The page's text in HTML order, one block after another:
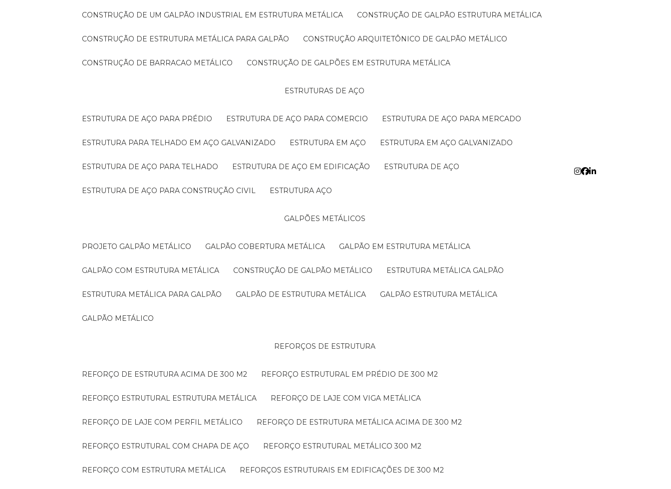
CONSTRUÇÃO DE UM GALPÃO INDUSTRIAL EM ESTRUTURA METÁLICA CONSTRUÇÃO DE GALPÃO ESTRUTURA METÁLICA
CONSTRUÇÃO DE ESTRUTURA METÁLICA PARA GALPÃO CONSTRUÇÃO ARQUITETÔNICO DE GALPÃO METÁLICO
CONSTRUÇÃO DE BARRACAO METÁLICO CONSTRUÇÃO DE GALPÕES EM ESTRUTURA METÁLICA
ESTRUTURAS DE AÇO
ESTRUTURA DE AÇO PARA PRÉDIO ESTRUTURA DE AÇO PARA COMERCIO ESTRUTURA DE AÇO PARA MERCADO
ESTRUTURA PARA TELHADO EM AÇO GALVANIZADO ESTRUTURA EM AÇO ESTRUTURA EM AÇO GALVANIZADO
ESTRUTURA DE AÇO PARA TELHADO ESTRUTURA DE AÇO EM EDIFICAÇÃO ESTRUTURA DE AÇO
ESTRUTURA DE AÇO PARA CONSTRUÇÃO CIVIL ESTRUTURA AÇO
GALPÕES METÁLICOS
PROJETO GALPÃO METÁLICO GALPÃO COBERTURA METÁLICA GALPÃO EM ESTRUTURA METÁLICA
GALPÃO COM ESTRUTURA METÁLICA CONSTRUÇÃO DE GALPÃO METÁLICO ESTRUTURA METÁLICA GALPÃO
ESTRUTURA METÁLICA PARA GALPÃO GALPÃO DE ESTRUTURA METÁLICA GALPÃO ESTRUTURA METÁLICA
GALPÃO METÁLICO
REFORÇOS DE ESTRUTURA
REFORÇO DE ESTRUTURA ACIMA DE 300 M2 REFORÇO ESTRUTURAL EM PRÉDIO DE 300 M2
REFORÇO ESTRUTURAL ESTRUTURA METÁLICA REFORÇO DE LAJE COM VIGA METÁLICA
REFORÇO DE LAJE COM PERFIL METÁLICO REFORÇO DE ESTRUTURA METÁLICA ACIMA DE 300 M2
REFORÇO ESTRUTURAL COM CHAPA DE AÇO REFORÇO ESTRUTURAL METÁLICO 300 M2
REFORÇO COM ESTRUTURA METÁLICA REFORÇOS ESTRUTURAIS EM EDIFICAÇÕES DE 300 M2